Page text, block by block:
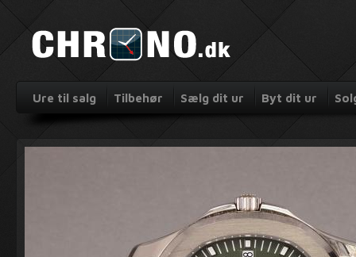
Ure til salg Tilbehør Sælg dit ur Byt dit ur